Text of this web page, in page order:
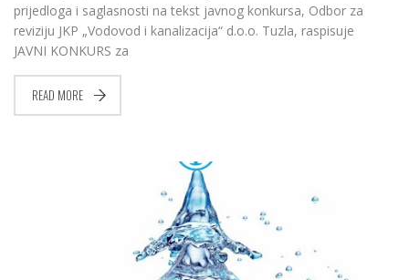
prijedloga i saglasnosti na tekst javnog konkursa, Odbor za
reviziju JKP „Vodovod i kanalizacija“ d.o.o. Tuzla, raspisuje
JAVNI KONKURS za
READ MORE